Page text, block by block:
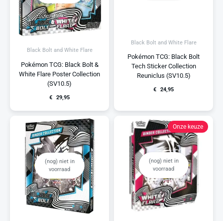
Black Bolt and White Flare
Pokémon TCG: Black Bolt &
White Flare Poster Collection
(SV10.5)
€ 29,95
Black Bolt and White Flare
Pokémon TCG: Black Bolt
Tech Sticker Collection
Reuniclus (SV10.5)
€ 24,95
(nog) niet in
voorraad
(nog) niet in
voorraad
Onze keuze